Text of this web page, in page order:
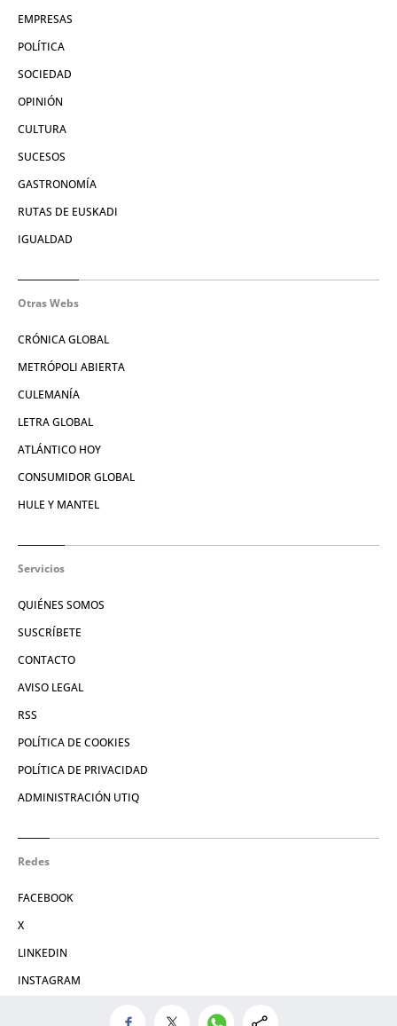
EMPRESAS
POLÍTICA
SOCIEDAD
OPINIÓN
CULTURA
SUCESOS
GASTRONOMÍA
RUTAS DE EUSKADI
IGUALDAD
Otras Webs
CRÓNICA GLOBAL
METRÓPOLI ABIERTA
CULEMANÍA
LETRA GLOBAL
ATLÁNTICO HOY
CONSUMIDOR GLOBAL
HULE Y MANTEL
Servicios
QUIÉNES SOMOS
SUSCRÍBETE
CONTACTO
AVISO LEGAL
RSS
POLÍTICA DE COOKIES
POLÍTICA DE PRIVACIDAD
ADMINISTRACIÓN UTIQ
Redes
FACEBOOK
X
LINKEDIN
INSTAGRAM